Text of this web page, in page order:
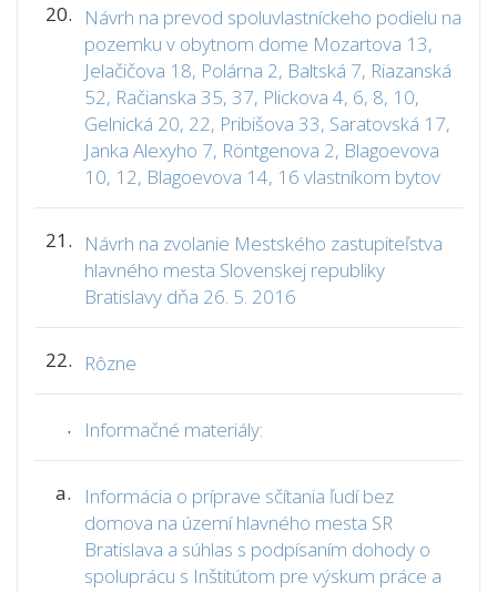
20.
Návrh na prevod spoluvlastníckeho podielu na
pozemku v obytnom dome Mozartova 13,
Jelačičova 18, Polárna 2, Baltská 7, Riazanská
52, Račianska 35, 37, Plickova 4, 6, 8, 10,
Gelnická 20, 22, Pribišova 33, Saratovská 17,
Janka Alexyho 7, Röntgenova 2, Blagoevova
10, 12, Blagoevova 14, 16 vlastníkom bytov
21.
Návrh na zvolanie Mestského zastupiteľstva
hlavného mesta Slovenskej republiky
Bratislavy dňa 26. 5. 2016
22. Rôzne
. Informačné materiály:
a.
Informácia o príprave sčítania ľudí bez
domova na území hlavného mesta SR
Bratislava a súhlas s podpísaním dohody o
spoluprácu s Inštitútom pre výskum práce a